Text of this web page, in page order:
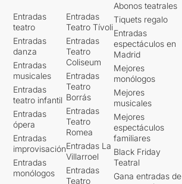
Entradas
teatro
Entradas
danza
Entradas
musicales
Entradas
teatro infantil
Entradas
ópera
Entradas
improvisación
Entradas
monólogos
Entradas
Teatro Tívoli
Entradas
Teatro
Coliseum
Entradas
Teatro
Borrás
Entradas
Teatro
Romea
Entradas La
Villarroel
Entradas
Teatro
Abonos teatrales
Tiquets regalo
Entradas
espectáculos en
Madrid
Mejores
monólogos
Mejores
musicales
Mejores
espectáculos
familiares
Black Friday
Teatral
Gana entradas de